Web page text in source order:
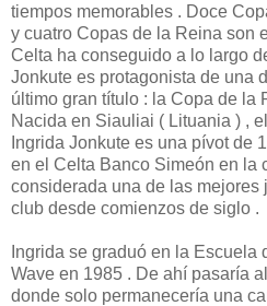
tiempos memorables . Doce
y cuatro Copas de la Reina son
Celta ha conseguido a lo largo
Jonkute es protagonista de una
último gran título : la Copa de la
Nacida en Siauliai ( Lituania ) ,
Ingrida Jonkute es una pívot de
en el Celta Banco Simeón en la
considerada una de las mejores
club desde comienzos de siglo .
Ingrida se graduó en la
Wave en 1985 . De ahí pasaría
donde solo permanecería una